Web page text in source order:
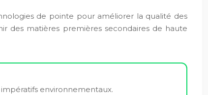
de pointe pour améliorer la qualité des
des matières premières secondaires de haute
environnementaux.